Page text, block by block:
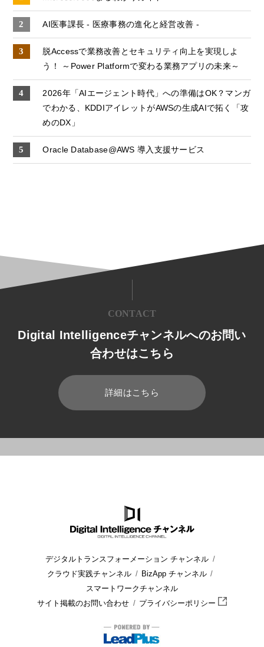
AI医事課長 - 医療事務の進化と経営改善 -
脱Accessで業務改善とセキュリティ向上を実現しよ
う！ ～Power Platformで変わる業務アプリの未来～
2026年「AIエージェント時代」への準備はOK？マンガ
でわかる、KDDIアイレットがAWSの生成AIで拓く「攻
めのDX」
Oracle Database@AWS 導入支援サービス
CONTACT
Digital Intelligenceチャンネルへのお問い
合わせはこちら
詳細はこちら
デジタルトランスフォーメーション チャンネル
クラウド実践チャンネル
BizApp チャンネル
スマートワークチャンネル
サイト掲載のお問い合わせ
プライバシーポリシー